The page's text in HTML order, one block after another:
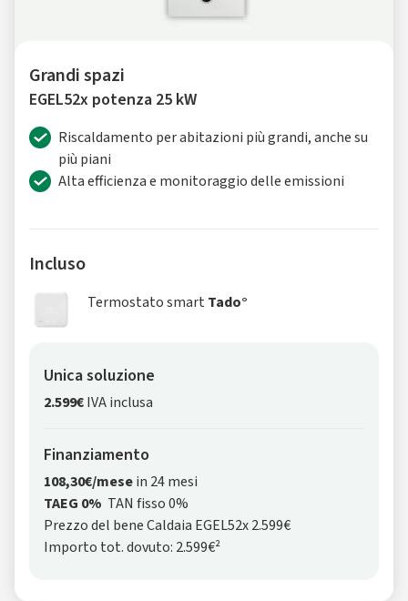
Grandi spazi
EGEL52x potenza 25 kW
Riscaldamento per abitazioni più grandi, anche su
più piani
Alta efficienza e monitoraggio delle emissioni
Incluso
Termostato smart Tado°
Unica soluzione
2.599€IVA inclusa
Finanziamento
108,30€/mesein 24 mesi
TAEG 0% TAN fisso 0%
Prezzo del bene Caldaia EGEL52x 2.599€
Importo tot. dovuto: 2.599€²